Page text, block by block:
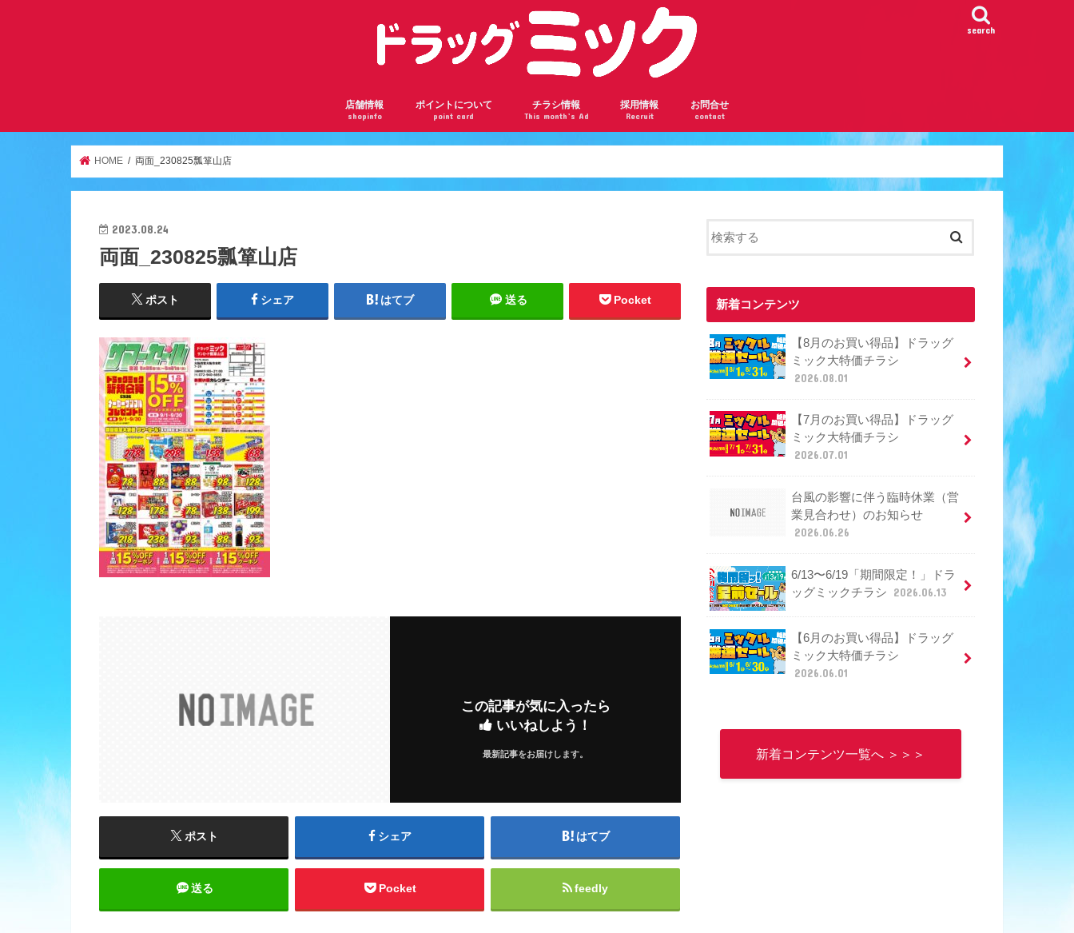
search
店舗情報
shopinfo
サンロード瓢箪山店
曽根駅前店
京阪千林店
千林店
逆瀬川店
アドバンスねやがわ店
天神橋六丁目店
アザール桃山台店
服部店
鶴見橋店
ポイントについて
point card
ドラッグミックの会員ランク
ドラッグミックのポイントを貯めよう
楽天ポイントカードについて
チラシ情報
This month’s Ad
採用情報
Recruit
お問合せ
contact
HOME 両面_230825瓢箪山店
2023.08.24
両面_230825瓢箪山店
ポスト シェア はてブ 送る Pocket
この記事が気に入ったら
いいねしよう！
最新記事をお届けします。
ポスト シェア はてブ
送る Pocket feedly
新着コンテンツ
【8月のお買い得品】ドラッグ
ミック大特価チラシ
2026.08.01
【7月のお買い得品】ドラッグ
ミック大特価チラシ
2026.07.01
台風の影響に伴う臨時休業（営
業見合わせ）のお知らせ
2026.06.26
6/13〜6/19「期間限定！」ドラ
ッグミックチラシ
2026.06.13
【6月のお買い得品】ドラッグ
ミック大特価チラシ
2026.06.01
新着コンテンツ一覧へ ＞＞＞